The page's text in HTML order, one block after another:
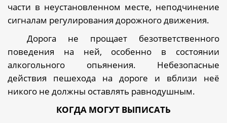
части в неустановленном месте, неподчинение
сигналам регулирования дорожного движения.
Дорога не прощает безответственного
поведения на ней, особенно в состоянии
алкогольного опьянения. Небезопасные
действия пешехода на дороге и вблизи неё
никого не должны оставлять равнодушным.
КОГДА МОГУТ ВЫПИСАТЬ